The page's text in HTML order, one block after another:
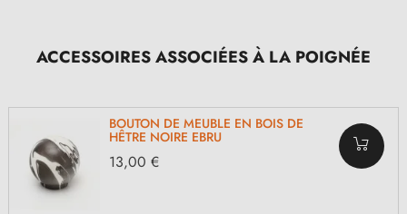
ACCESSOIRES ASSOCIÉES À LA POIGNÉE
BOUTON DE MEUBLE EN BOIS DE
HÊTRE NOIRE EBRU
13,00 €